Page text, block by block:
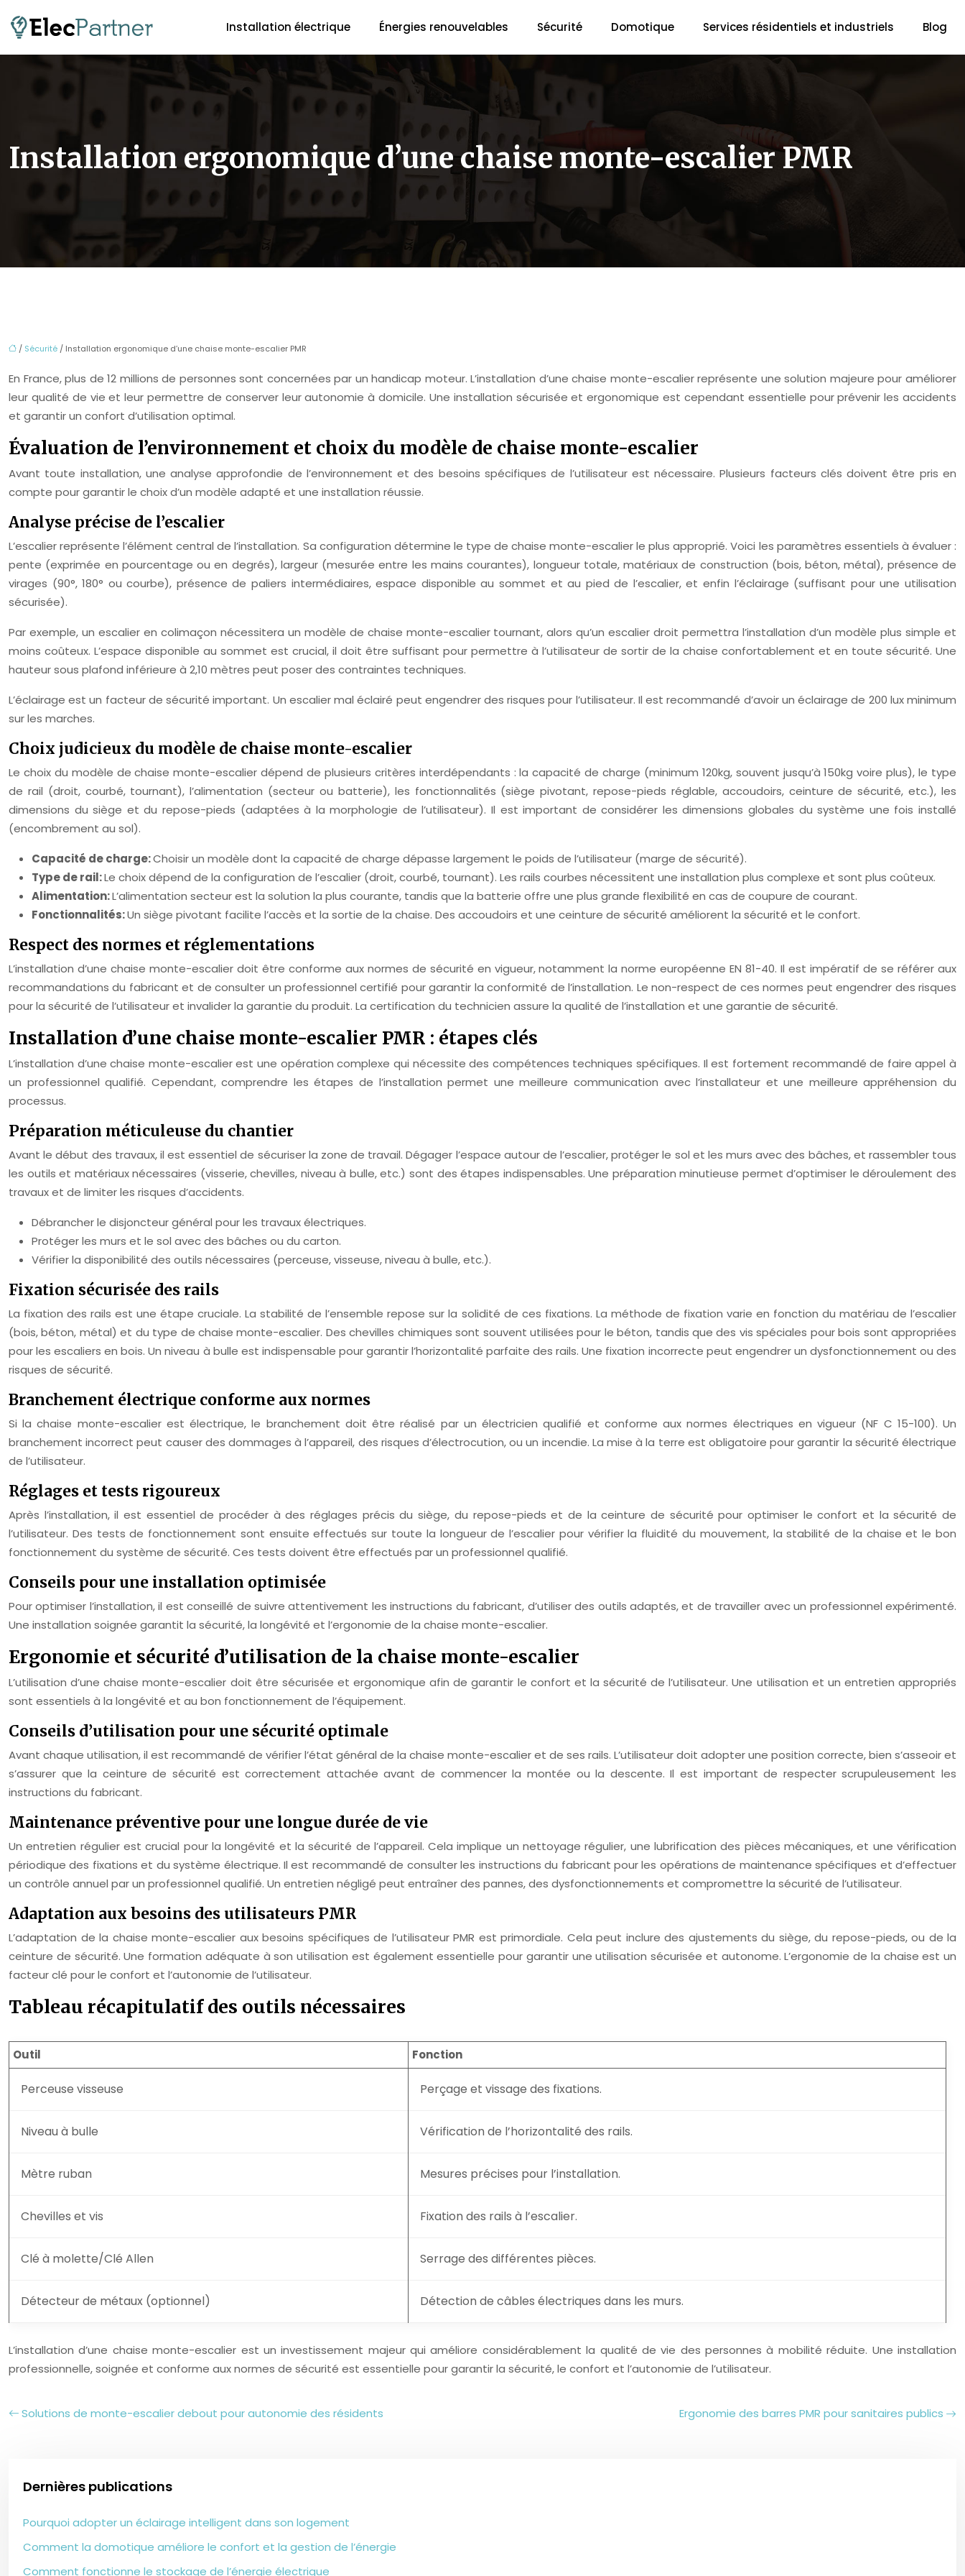
Installation électrique Énergies renouvelables Sécurité Domotique Services résidentiels et industriels Blog
Installation ergonomique d’une chaise monte-escalier PMR
/ Sécurité / Installation ergonomique d’une chaise monte-escalier PMR
En France, plus de 12 millions de personnes sont concernées par un handicap moteur. L’installation d’une chaise monte-escalier représente une solution majeure pour améliorer
leur qualité de vie et leur permettre de conserver leur autonomie à domicile. Une installation sécurisée et ergonomique est cependant essentielle pour prévenir les accidents
et garantir un confort d’utilisation optimal.
Évaluation de l’environnement et choix du modèle de chaise monte-escalier
Avant toute installation, une analyse approfondie de l’environnement et des besoins spécifiques de l’utilisateur est nécessaire. Plusieurs facteurs clés doivent être pris en
compte pour garantir le choix d’un modèle adapté et une installation réussie.
Analyse précise de l’escalier
L’escalier représente l’élément central de l’installation. Sa configuration détermine le type de chaise monte-escalier le plus approprié. Voici les paramètres essentiels à évaluer :
pente (exprimée en pourcentage ou en degrés), largeur (mesurée entre les mains courantes), longueur totale, matériaux de construction (bois, béton, métal), présence de
virages (90°, 180° ou courbe), présence de paliers intermédiaires, espace disponible au sommet et au pied de l’escalier, et enfin l’éclairage (suffisant pour une utilisation
sécurisée).
Par exemple, un escalier en colimaçon nécessitera un modèle de chaise monte-escalier tournant, alors qu’un escalier droit permettra l’installation d’un modèle plus simple et
moins coûteux. L’espace disponible au sommet est crucial, il doit être suffisant pour permettre à l’utilisateur de sortir de la chaise confortablement et en toute sécurité. Une
hauteur sous plafond inférieure à 2,10 mètres peut poser des contraintes techniques.
L’éclairage est un facteur de sécurité important. Un escalier mal éclairé peut engendrer des risques pour l’utilisateur. Il est recommandé d’avoir un éclairage de 200 lux minimum
sur les marches.
Choix judicieux du modèle de chaise monte-escalier
Le choix du modèle de chaise monte-escalier dépend de plusieurs critères interdépendants : la capacité de charge (minimum 120kg, souvent jusqu’à 150kg voire plus), le type
de rail (droit, courbé, tournant), l’alimentation (secteur ou batterie), les fonctionnalités (siège pivotant, repose-pieds réglable, accoudoirs, ceinture de sécurité, etc.), les
dimensions du siège et du repose-pieds (adaptées à la morphologie de l’utilisateur). Il est important de considérer les dimensions globales du système une fois installé
(encombrement au sol).
Capacité de charge:Choisir un modèle dont la capacité de charge dépasse largement le poids de l’utilisateur (marge de sécurité).
Type de rail:Le choix dépend de la configuration de l’escalier (droit, courbé, tournant). Les rails courbes nécessitent une installation plus complexe et sont plus coûteux.
Alimentation:L’alimentation secteur est la solution la plus courante, tandis que la batterie offre une plus grande flexibilité en cas de coupure de courant.
Fonctionnalités:Un siège pivotant facilite l’accès et la sortie de la chaise. Des accoudoirs et une ceinture de sécurité améliorent la sécurité et le confort.
Respect des normes et réglementations
L’installation d’une chaise monte-escalier doit être conforme aux normes de sécurité en vigueur, notamment la norme européenne EN 81-40. Il est impératif de se référer aux
recommandations du fabricant et de consulter un professionnel certifié pour garantir la conformité de l’installation. Le non-respect de ces normes peut engendrer des risques
pour la sécurité de l’utilisateur et invalider la garantie du produit. La certification du technicien assure la qualité de l’installation et une garantie de sécurité.
Installation d’une chaise monte-escalier PMR : étapes clés
L’installation d’une chaise monte-escalier est une opération complexe qui nécessite des compétences techniques spécifiques. Il est fortement recommandé de faire appel à
un professionnel qualifié. Cependant, comprendre les étapes de l’installation permet une meilleure communication avec l’installateur et une meilleure appréhension du
processus.
Préparation méticuleuse du chantier
Avant le début des travaux, il est essentiel de sécuriser la zone de travail. Dégager l’espace autour de l’escalier, protéger le sol et les murs avec des bâches, et rassembler tous
les outils et matériaux nécessaires (visserie, chevilles, niveau à bulle, etc.) sont des étapes indispensables. Une préparation minutieuse permet d’optimiser le déroulement des
travaux et de limiter les risques d’accidents.
Débrancher le disjoncteur général pour les travaux électriques.
Protéger les murs et le sol avec des bâches ou du carton.
Vérifier la disponibilité des outils nécessaires (perceuse, visseuse, niveau à bulle, etc.).
Fixation sécurisée des rails
La fixation des rails est une étape cruciale. La stabilité de l’ensemble repose sur la solidité de ces fixations. La méthode de fixation varie en fonction du matériau de l’escalier
(bois, béton, métal) et du type de chaise monte-escalier. Des chevilles chimiques sont souvent utilisées pour le béton, tandis que des vis spéciales pour bois sont appropriées
pour les escaliers en bois. Un niveau à bulle est indispensable pour garantir l’horizontalité parfaite des rails. Une fixation incorrecte peut engendrer un dysfonctionnement ou des
risques de sécurité.
Branchement électrique conforme aux normes
Si la chaise monte-escalier est électrique, le branchement doit être réalisé par un électricien qualifié et conforme aux normes électriques en vigueur (NF C 15-100). Un
branchement incorrect peut causer des dommages à l’appareil, des risques d’électrocution, ou un incendie. La mise à la terre est obligatoire pour garantir la sécurité électrique
de l’utilisateur.
Réglages et tests rigoureux
Après l’installation, il est essentiel de procéder à des réglages précis du siège, du repose-pieds et de la ceinture de sécurité pour optimiser le confort et la sécurité de
l’utilisateur. Des tests de fonctionnement sont ensuite effectués sur toute la longueur de l’escalier pour vérifier la fluidité du mouvement, la stabilité de la chaise et le bon
fonctionnement du système de sécurité. Ces tests doivent être effectués par un professionnel qualifié.
Conseils pour une installation optimisée
Pour optimiser l’installation, il est conseillé de suivre attentivement les instructions du fabricant, d’utiliser des outils adaptés, et de travailler avec un professionnel expérimenté.
Une installation soignée garantit la sécurité, la longévité et l’ergonomie de la chaise monte-escalier.
Ergonomie et sécurité d’utilisation de la chaise monte-escalier
L’utilisation d’une chaise monte-escalier doit être sécurisée et ergonomique afin de garantir le confort et la sécurité de l’utilisateur. Une utilisation et un entretien appropriés
sont essentiels à la longévité et au bon fonctionnement de l’équipement.
Conseils d’utilisation pour une sécurité optimale
Avant chaque utilisation, il est recommandé de vérifier l’état général de la chaise monte-escalier et de ses rails. L’utilisateur doit adopter une position correcte, bien s’asseoir et
s’assurer que la ceinture de sécurité est correctement attachée avant de commencer la montée ou la descente. Il est important de respecter scrupuleusement les
instructions du fabricant.
Maintenance préventive pour une longue durée de vie
Un entretien régulier est crucial pour la longévité et la sécurité de l’appareil. Cela implique un nettoyage régulier, une lubrification des pièces mécaniques, et une vérification
périodique des fixations et du système électrique. Il est recommandé de consulter les instructions du fabricant pour les opérations de maintenance spécifiques et d’effectuer
un contrôle annuel par un professionnel qualifié. Un entretien négligé peut entraîner des pannes, des dysfonctionnements et compromettre la sécurité de l’utilisateur.
Adaptation aux besoins des utilisateurs PMR
L’adaptation de la chaise monte-escalier aux besoins spécifiques de l’utilisateur PMR est primordiale. Cela peut inclure des ajustements du siège, du repose-pieds, ou de la
ceinture de sécurité. Une formation adéquate à son utilisation est également essentielle pour garantir une utilisation sécurisée et autonome. L’ergonomie de la chaise est un
facteur clé pour le confort et l’autonomie de l’utilisateur.
Tableau récapitulatif des outils nécessaires
Outil Fonction
Perceuse visseuse Perçage et vissage des fixations.
Niveau à bulle Vérification de l’horizontalité des rails.
Mètre ruban Mesures précises pour l’installation.
Chevilles et vis Fixation des rails à l’escalier.
Clé à molette/Clé Allen Serrage des différentes pièces.
Détecteur de métaux (optionnel) Détection de câbles électriques dans les murs.
L’installation d’une chaise monte-escalier est un investissement majeur qui améliore considérablement la qualité de vie des personnes à mobilité réduite. Une installation
professionnelle, soignée et conforme aux normes de sécurité est essentielle pour garantir la sécurité, le confort et l’autonomie de l’utilisateur.
Solutions de monte-escalier debout pour autonomie des résidents Ergonomie des barres PMR pour sanitaires publics
Dernières publications
Pourquoi adopter un éclairage intelligent dans son logement
Comment la domotique améliore le confort et la gestion de l’énergie
Comment fonctionne le stockage de l’énergie électrique